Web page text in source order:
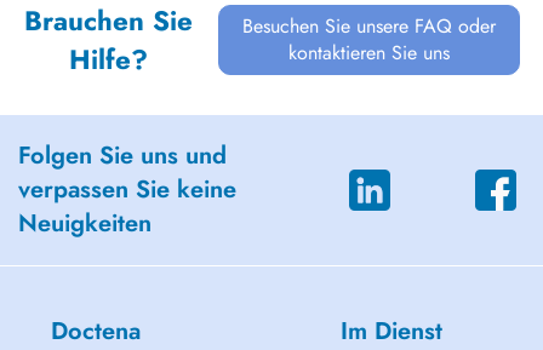
Brauchen Sie
Hilfe?
Besuchen Sie unsere FAQ oder
kontaktieren Sie uns
Folgen Sie uns und
verpassen Sie keine
Neuigkeiten
Doctena Im Dienst